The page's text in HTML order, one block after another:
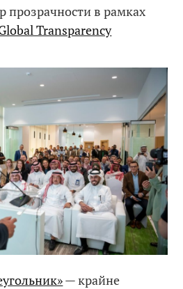
прозрачности в рамках
Transparency
— крайне